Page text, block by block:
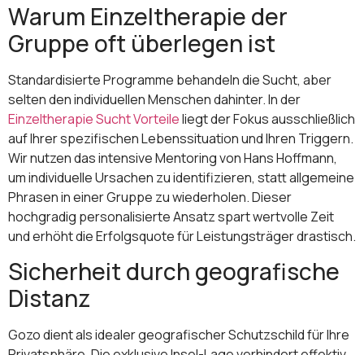
Warum Einzeltherapie der
Gruppe oft überlegen ist
Standardisierte Programme behandeln die Sucht, aber
selten den individuellen Menschen dahinter. In der
Einzeltherapie Sucht Vorteileliegt der Fokus ausschließlich
auf Ihrer spezifischen Lebenssituation und Ihren Triggern.
Wir nutzen das intensive Mentoring von Hans Hoffmann,
um individuelle Ursachen zu identifizieren, statt allgemeine
Phrasen in einer Gruppe zu wiederholen. Dieser
hochgradig personalisierte Ansatz spart wertvolle Zeit
und erhöht die Erfolgsquote für Leistungsträger drastisch.
Sicherheit durch geografische
Distanz
Gozo dient als idealer geografischer Schutzschild für Ihre